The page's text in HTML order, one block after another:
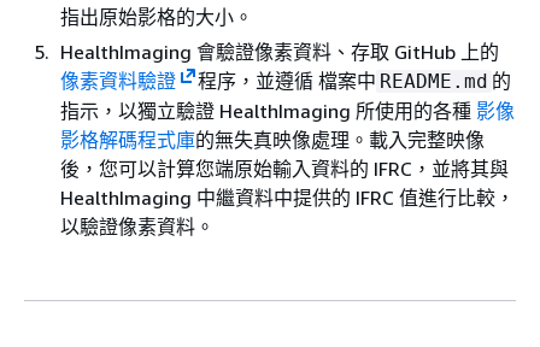
指出原始影格的大小。
HealthImaging 會驗證像素資料、存取 GitHub 上的
像素資料驗證
程序，並遵循 檔案中 README.md 的
指示，以獨立驗證 HealthImaging 所使用的各種 影像
影格解碼程式庫的無失真映像處理。載入完整映像
後，您可以計算您端原始輸入資料的 IFRC，並將其與
HealthImaging 中繼資料中提供的 IFRC 值進行比較，
以驗證像素資料。